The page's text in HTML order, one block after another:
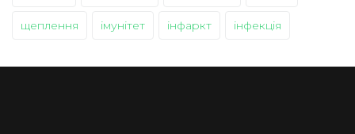
щеплення імунітет інфаркт інфекція